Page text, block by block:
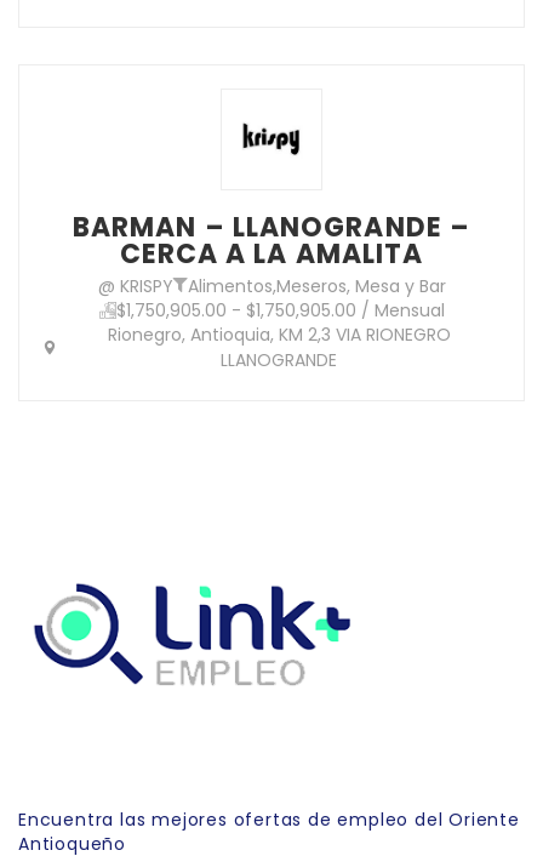
BARMAN – LLANOGRANDE –
CERCA A LA AMALITA
@ KRISPY Alimentos,Meseros, Mesa y Bar
$1,750,905.00 - $1,750,905.00 / Mensual
Rionegro, Antioquia, KM 2,3 VIA RIONEGRO
LLANOGRANDE
Encuentra las mejores ofertas de empleo del Oriente
Antioqueño